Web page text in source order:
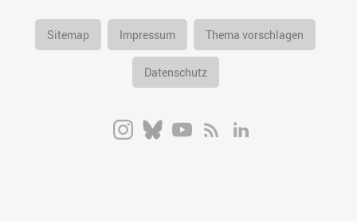
Sitemap Impressum Thema vorschlagen
Datenschutz